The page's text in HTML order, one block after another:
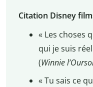
Citation Disney
« Les choses
qui je suis
(Winnie
« Tu sais ce